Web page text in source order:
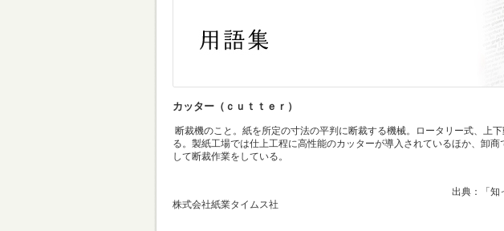
カッター（ｃｕｔｔｅｒ）
断裁機のこと。紙を所定の寸法の平判に断裁する機械。ロータリー式、上
る。製紙工場では仕上工程に高性能のカッターが導入されているほか、卸商
して断裁作業をしている。
出典：「知っておきたい紙パ
株式会社紙業タイムス社